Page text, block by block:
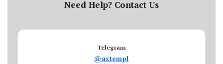
Need Help? Contact Us
Telegram
@axtempl